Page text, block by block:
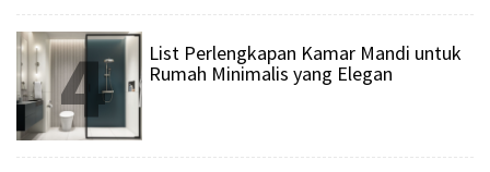
4
List Perlengkapan Kamar Mandi untuk
Rumah Minimalis yang Elegan